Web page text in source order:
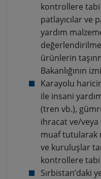
kontrollere tabi
patlayıcılar ve
yardım
ürünlerin
Bakanlığının
Karayolu
ile insani
(tren vb.),
ihracat ve/
muaf tutularak
ve kuruluşlar
kontrollere tabi
Sırbistan’daki